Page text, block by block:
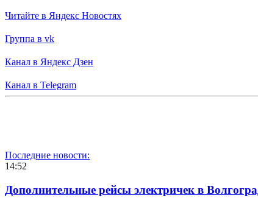
Читайте в Яндекс Новостях
Группа в vk
Канал в Яндекс Дзен
Канал в Telegram
Последние новости:
14:52
Дополнительные рейсы электричек в